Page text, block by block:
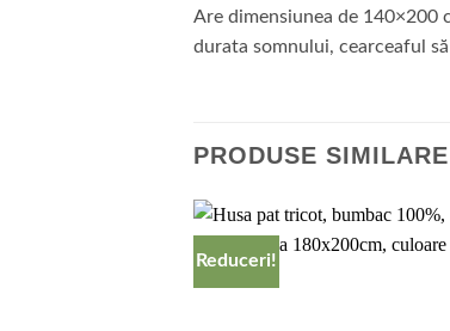
Are dimensiunea de 140×200
durata somnului, cearceaful
PRODUSE SIMILARE
Reduceri!